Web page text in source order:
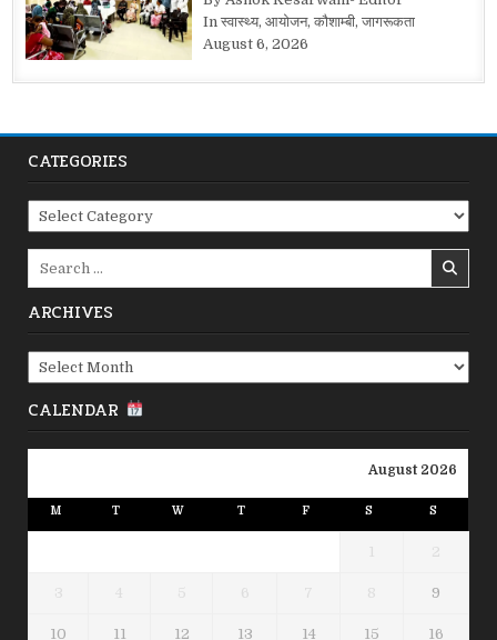
In स्वास्थ्य, आयोजन, कौशाम्बी, जागरूकता
August 6, 2026
CATEGORIES
Categories
ARCHIVES
Archives
CALENDAR
August 2026
M T W T F S S
1 2
3 4 5 6 7 8 9
10 11 12 13 14 15 16